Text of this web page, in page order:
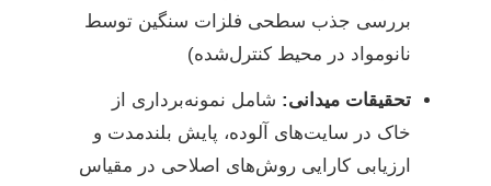
بررسی جذب سطحی فلزات سنگین توسط
نانومواد در محیط کنترل‌شده)
تحقیقات میدانی: شامل نمونه‌برداری از
خاک در سایت‌های آلوده، پایش بلندمدت و
ارزیابی کارایی روش‌های اصلاحی در مقیاس